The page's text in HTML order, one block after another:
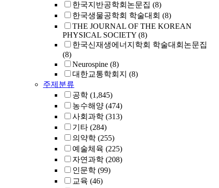
한국지반공학회논문집 (8)
한국생물공학회 학술대회 (8)
THE JOURNAL OF THE KOREAN
PHYSICAL SOCIETY (8)
한국신재생에너지학회 학술대회논문집
(8)
Neurospine (8)
대한교통학회지 (8)
주제분류
공학 (1,845)
농수해양 (474)
사회과학 (313)
기타 (284)
의약학 (255)
예술체육 (225)
자연과학 (208)
인문학 (99)
교육 (46)